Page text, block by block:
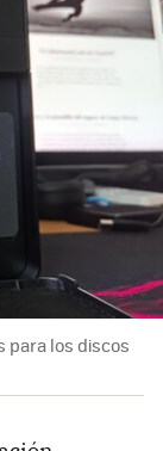
para los discos